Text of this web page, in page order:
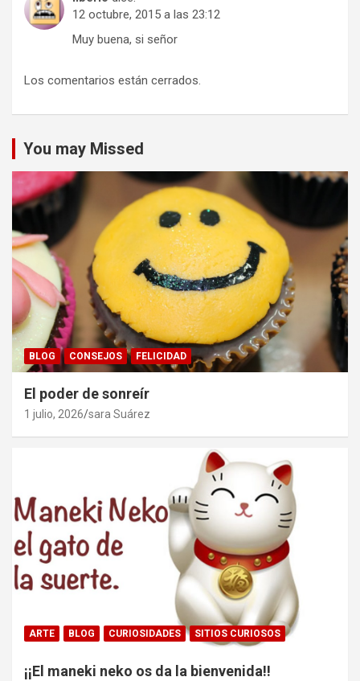
12 octubre, 2015 a las 23:12
Muy buena, si señor
Los comentarios están cerrados.
You may Missed
BLOG CONSEJOS FELICIDAD
El poder de sonreír
1 julio, 2026 sara Suárez
ARTE BLOG CURIOSIDADES SITIOS CURIOSOS
¡¡El maneki neko os da la bienvenida!!